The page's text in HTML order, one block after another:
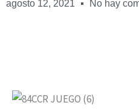
agosto 12, 2021 No hay